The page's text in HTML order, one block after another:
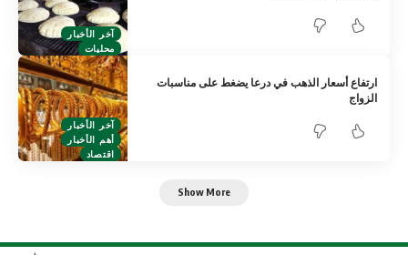
آخر الأخبار
محليات
آخر الأخبار
أهم الأخبار
اقتصاد
ارتفاع أسعار الذهب في درعا يضغط على مناسبات
الزواج
Show More